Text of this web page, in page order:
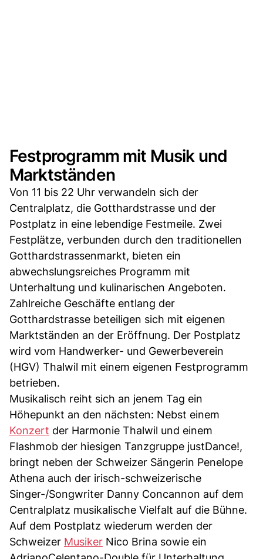
Festprogramm mit Musik und
Marktständen
Von 11 bis 22 Uhr verwandeln sich der
Centralplatz, die Gotthardstrasse und der
Postplatz in eine lebendige Festmeile. Zwei
Festplätze, verbunden durch den traditionellen
Gotthardstrassenmarkt, bieten ein
abwechslungsreiches Programm mit
Unterhaltung und kulinarischen Angeboten.
Zahlreiche Geschäfte entlang der
Gotthardstrasse beteiligen sich mit eigenen
Marktständen an der Eröffnung. Der Postplatz
wird vom Handwerker- und Gewerbeverein
(HGV) Thalwil mit einem eigenen Festprogramm
betrieben.
Musikalisch reiht sich an jenem Tag ein
Höhepunkt an den nächsten: Nebst einem
Konzert der Harmonie Thalwil und einem
Flashmob der hiesigen Tanzgruppe justDance!,
bringt neben der Schweizer Sängerin Penelope
Athena auch der irisch-schweizerische
Singer-/Songwriter Danny Concannon auf dem
Centralplatz musikalische Vielfalt auf die Bühne.
Auf dem Postplatz wiederum werden der
Schweizer Musiker Nico Brina sowie ein